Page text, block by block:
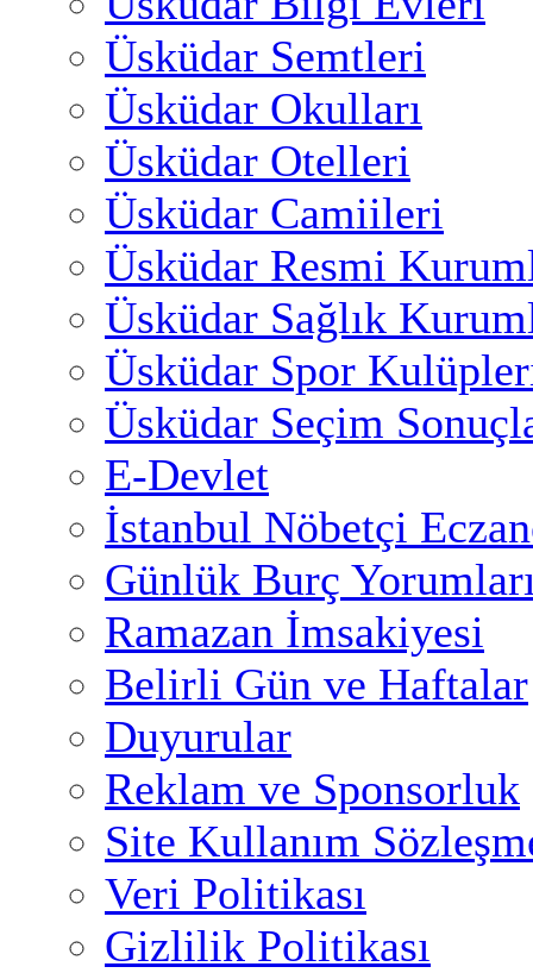
Üsküdar Semtleri
Üsküdar Okulları
Üsküdar Otelleri
Üsküdar Camiileri
Üsküdar Resmi
Üsküdar Sağlık
Üsküdar Spor
Üsküdar Seçim
E-Devlet
İstanbul Nöbetçi
Günlük Burç
Ramazan İmsakiyesi
Belirli Gün ve Haftalar
Duyurular
Reklam ve Sponsorluk
Site Kullanım
Veri Politikası
Gizlilik Politikası